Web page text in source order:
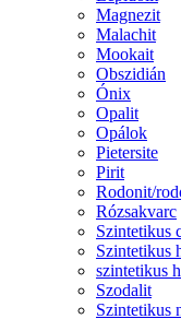
Magnezit
Malachit
Mookait
Obszidián
Ónix
Opalit
Opálok
Pietersite
Pirit
Rodonit/
Rózsakvarc
Szintetikus
Szintetikus
szintetikus
Szodalit
Szintetikus